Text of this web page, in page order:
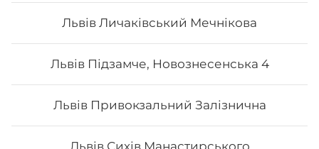
Львів Личаківський Мечнікова
Львів Підзамче, Новознесенська 4
Львів Привокзальний Залізнична
Львів Сихів Манастирського
Філадельфія з копченим лососем
лосось